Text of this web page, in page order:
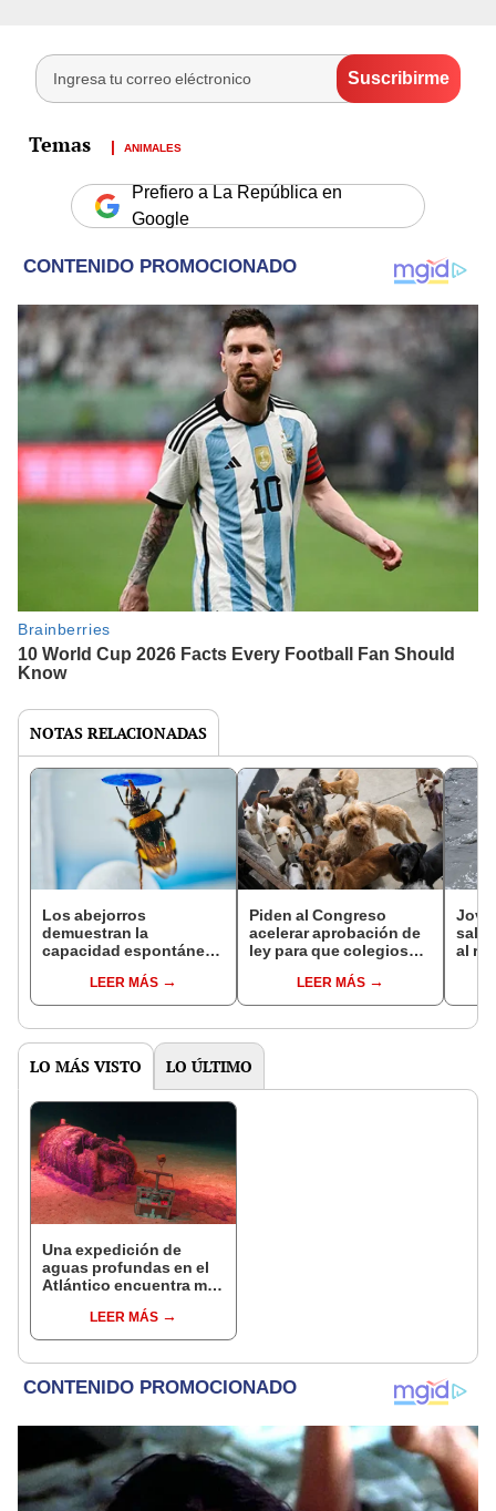
ANIMALES
Prefiero a La República en
Google
NOTAS RELACIONADAS
Los abejorros
demuestran la
capacidad espontánea
por sí solos y sin
entrenamiento
LEER MÁS
Piden al Congreso
acelerar aprobación de
ley para que colegios
responsable de
mascotas
LEER MÁS
al río
LO MÁS VISTO LO ÚLTIMO
Una expedición de
aguas profundas en el
Atlántico encuentra más
residuos radiactivos
con fugas
LEER MÁS